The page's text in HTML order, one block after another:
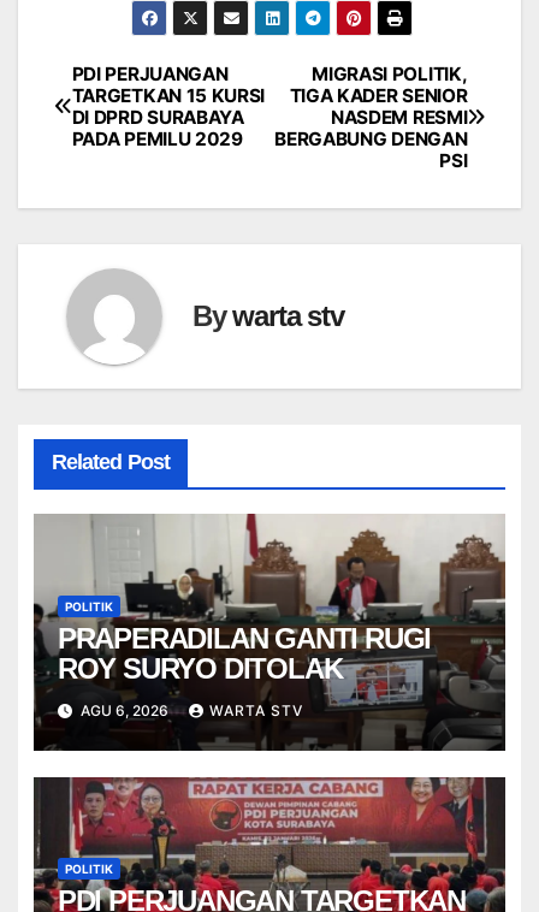
Navigasi
pos
MIGRASI POLITIK,
TIGA KADER SENIOR
NASDEM RESMI
BERGABUNG DENGAN
PSI
PDI PERJUANGAN
TARGETKAN 15 KURSI
DI DPRD SURABAYA
PADA PEMILU 2029
Bywarta stv
Related Post
POLITIK
PRAPERADILAN GANTI RUGI
ROY SURYO DITOLAK
AGU 6, 2026 WARTA STV
POLITIK
PDI PERJUANGAN TARGETKAN